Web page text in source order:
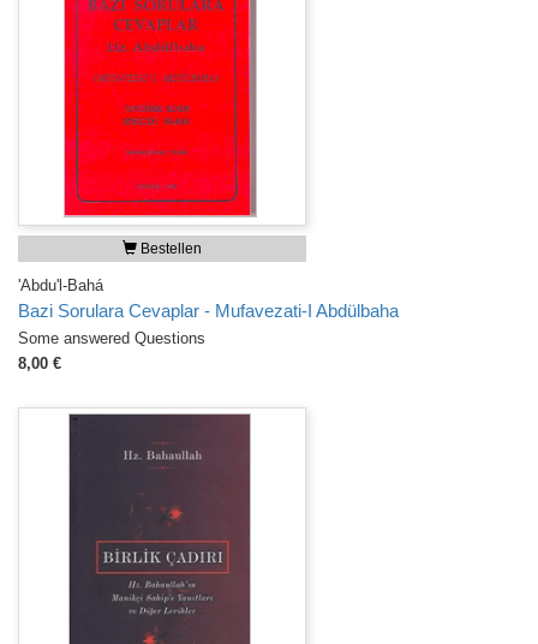
Bestellen
'Abdu'l-Bahá
Bazi Sorulara Cevaplar - Mufavezati-I Abdülbaha
Some answered Questions
8,00 €